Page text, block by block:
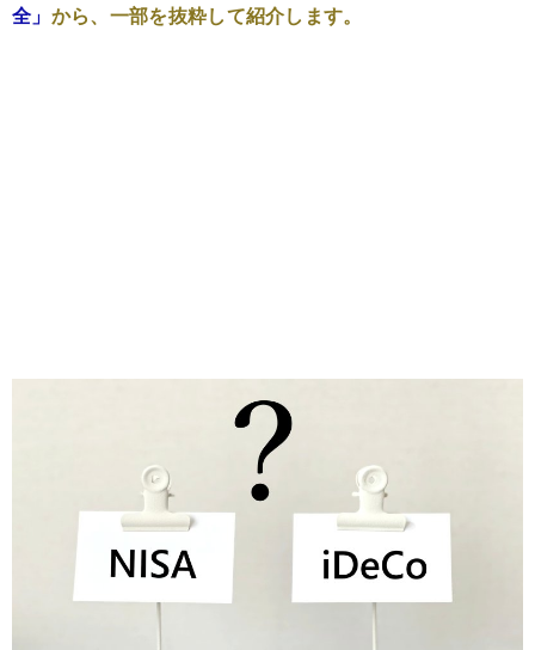
全」 から、一部を抜粋して紹介します。